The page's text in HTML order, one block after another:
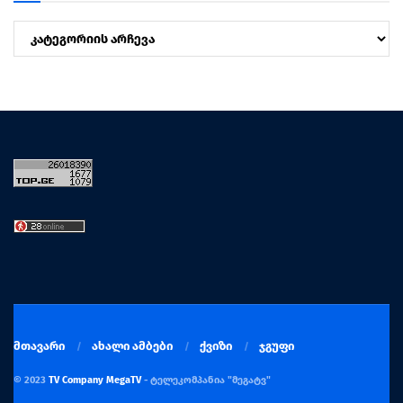
კატეგორიები
მთავარი ახალი ამბები ქვიზი ჯგუფი
© 2023 TV Company MegaTV- ტელეკომპანია "მეგატვ"